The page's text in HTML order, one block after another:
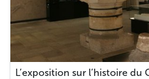
L’exposition sur l’histoire du